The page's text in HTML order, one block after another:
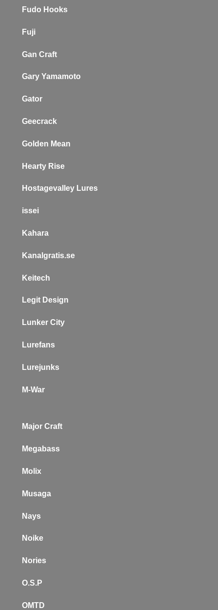
Fudo Hooks
Fuji
Gan Craft
Gary Yamamoto
Gator
Geecrack
Golden Mean
Hearty Rise
Hostagevalley Lures
issei
Kahara
Kanalgratis.se
Keitech
Legit Design
Lunker City
Lurefans
Lurejunks
M-War
Major Craft
Megabass
Molix
Musaga
Nays
Noike
Nories
O.S.P
OMTD